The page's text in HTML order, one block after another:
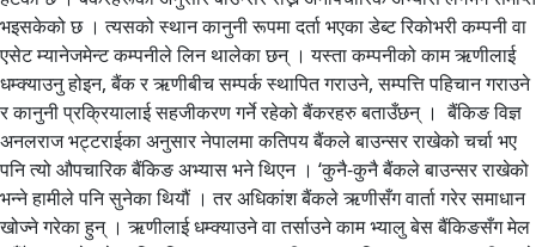
भइसकेको छ । त्यसको स्थान कानुनी रूपमा दर्ता भएका डेब्ट रिकोभरी कम्पनी वा
एसेट म्यानेजमेन्ट कम्पनीले लिन थालेका छन् । यस्ता कम्पनीको काम ऋणीलाई
धम्क्याउनु होइन, बैंक र ऋणीबीच सम्पर्क स्थापित गराउने, सम्पत्ति पहिचान गराउने
र कानुनी प्रक्रियालाई सहजीकरण गर्ने रहेको बैंकरहरु बताउँछन् । बैंकिङ विज्ञ
अनलराज भट्टराईका अनुसार नेपालमा कतिपय बैंकले बाउन्सर राखेको चर्चा भए
पनि त्यो औपचारिक बैंकिङ अभ्यास भने थिएन । ‘कुनै-कुनै बैंकले बाउन्सर राखेको
भन्ने हामीले पनि सुनेका थियौं । तर अधिकांश बैंकले ऋणीसँग वार्ता गरेर समाधान
खोज्ने गरेका हुन् । ऋणीलाई धम्क्याउने वा तर्साउने काम भ्यालु बेस बैंकिङसँग मेल